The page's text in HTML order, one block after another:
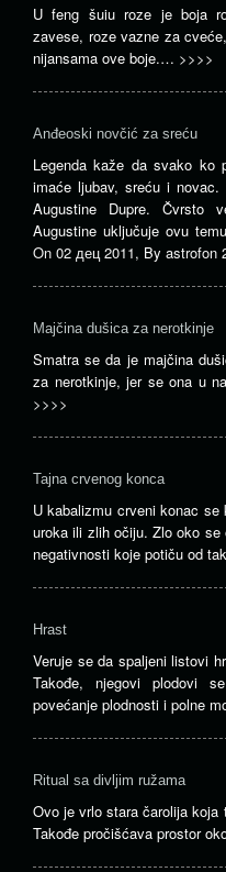
U feng šuiu roze je boja
zavese, roze vazne za
nijansama ove boje.… >>>>
Anđeoski novčić za sreću
Legenda kaže da svako ko
imaće ljubav, sreću i
Augustine Dupre. Čvrsto
Augustine uključuje ovu
On 02 дец 2011, By astrofon
Majčina dušica za nerotkinje
Smatra se da je majčina
za nerotkinje, jer se ona u
>>>>
Tajna crvenog konca
U kabalizmu crveni konac
uroka ili zlih očiju. Zlo oko se
negativnosti koje potiču od
Hrast
Veruje se da spaljeni listovi
Takođe, njegovi plodovi
povećanje plodnosti i polne
Ritual sa divljim ružama
Ovo je vrlo stara čarolija koja
Takođe pročišćava prostor